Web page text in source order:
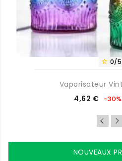
 0/5
Vaporisateur
Prix
4,62 € Prix
base
-30%
NOUVEAUX